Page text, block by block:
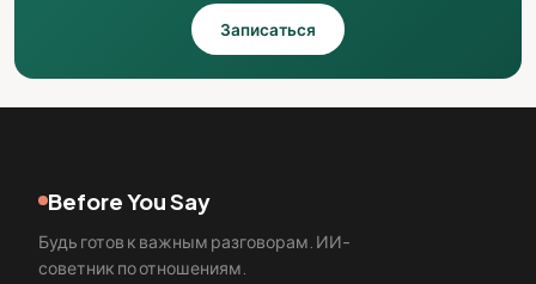
Записаться
Before You Say
Будь готов к важным разговорам. ИИ-
советник по отношениям.